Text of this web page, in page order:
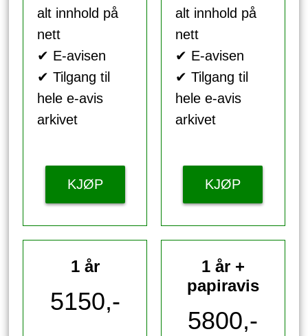
alt innhold på
nett
✔ E-avisen
✔ Tilgang til
hele e-avis
arkivet
KJØP
alt innhold på
nett
✔ E-avisen
✔ Tilgang til
hele e-avis
arkivet
KJØP
1 år
5150,-
1 år +
papiravis
5800,-